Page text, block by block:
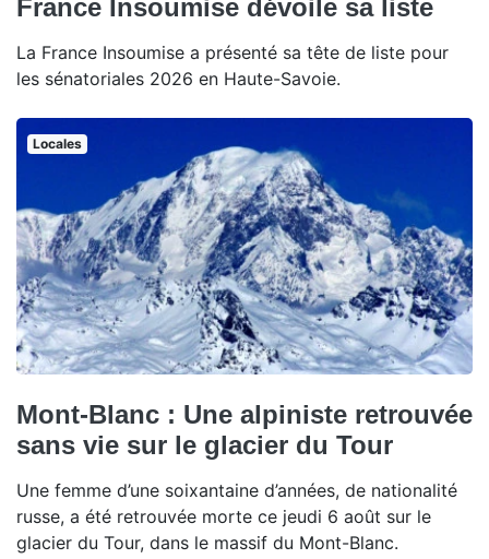
France Insoumise dévoile sa liste
La France Insoumise a présenté sa tête de liste pour
les sénatoriales 2026 en Haute-Savoie.
Locales
Mont-Blanc : Une alpiniste retrouvée
sans vie sur le glacier du Tour
Une femme d’une soixantaine d’années, de nationalité
russe, a été retrouvée morte ce jeudi 6 août sur le
glacier du Tour, dans le massif du Mont-Blanc.